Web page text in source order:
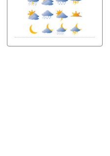
الگوارت
الجمعة 07 غشت | 20:08
باستخدام مفاتيح مزورة..